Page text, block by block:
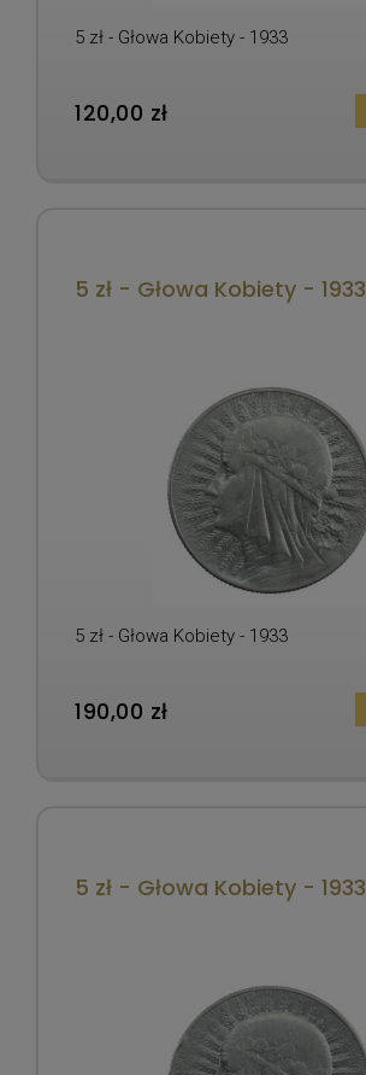
5 zł - Głowa Kobiety - 1933
120,00 zł
5 zł - Głowa Kobiety - 1933
5 zł - Głowa Kobiety - 1933
190,00 zł
5 zł - Głowa Kobiety - 1933